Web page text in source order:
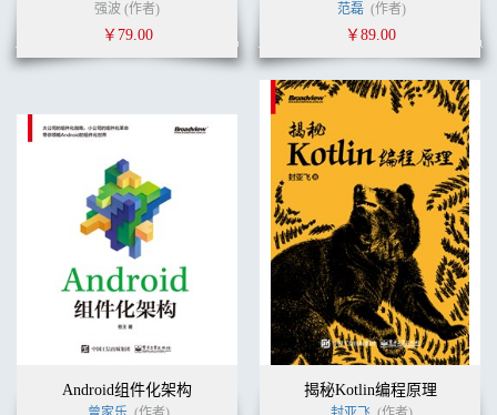
强波 (作者)
￥79.00
范磊 (作者)
￥89.00
Android组件化架构 揭秘Kotlin编程原理